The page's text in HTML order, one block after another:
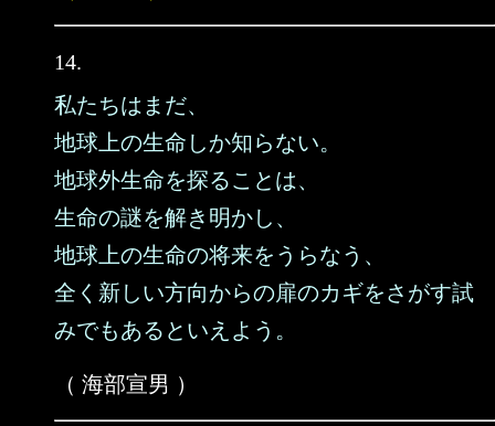
14.
私たちはまだ、
地球上の生命しか知らない。
地球外生命を探ることは、
生命の謎を解き明かし、
地球上の生命の将来をうらなう、
全く新しい方向からの扉のカギをさがす試
みでもあるといえよう。
（ 海部宣男 ）